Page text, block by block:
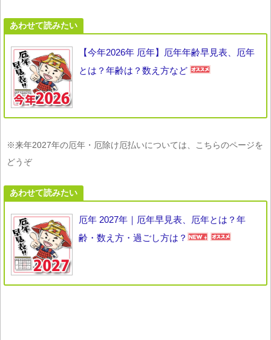
あわせて読みたい
【今年2026年 厄年】厄年年齢早見表、厄年
とは？年齢は？数え方など
※来年2027年の厄年・厄除け厄払いについては、こちらのページを
どうぞ
あわせて読みたい
厄年 2027年｜厄年早見表、厄年とは？年
齢・数え方・過ごし方は？